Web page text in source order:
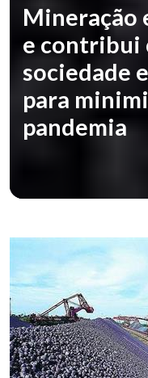
Mineração
e contribui
sociedade
para
pandemia